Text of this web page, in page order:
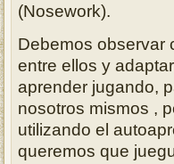
(Nosework).
Debemos observar
entre ellos y
aprender jugando,
nosotros mismos ,
utilizando el
queremos que